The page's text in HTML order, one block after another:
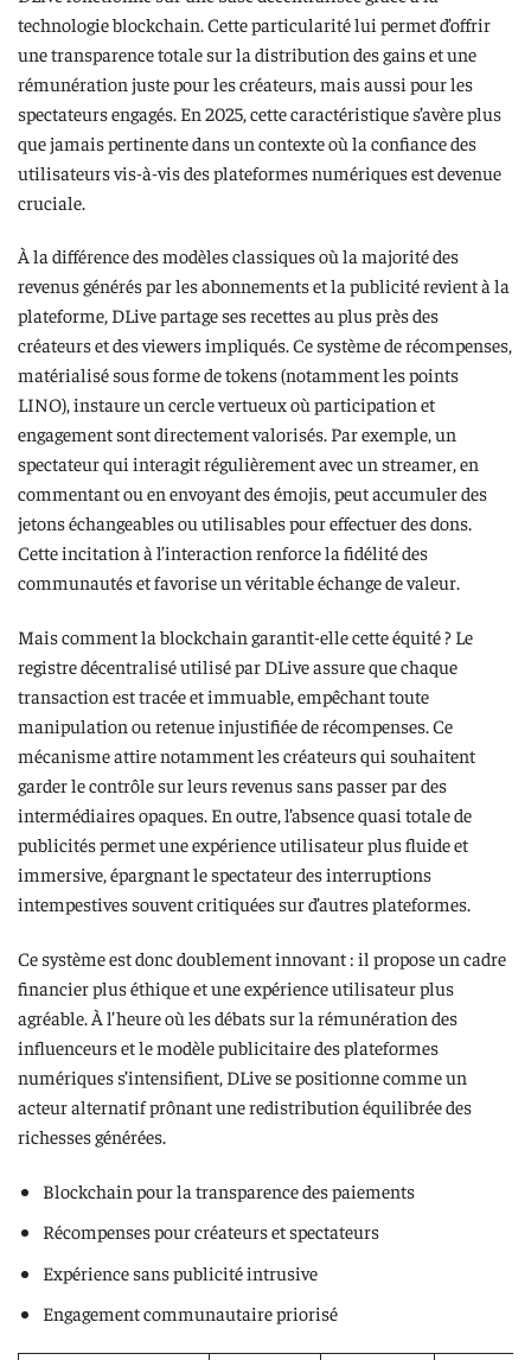
technologie blockchain. Cette particularité lui permet d’offrir
une transparence totale sur la distribution des gains et une
rémunération juste pour les créateurs, mais aussi pour les
spectateurs engagés. En 2025, cette caractéristique s’avère plus
que jamais pertinente dans un contexte où la confiance des
utilisateurs vis-à-vis des plateformes numériques est devenue
cruciale.
À la différence des modèles classiques où la majorité des
revenus générés par les abonnements et la publicité revient à la
plateforme, DLive partage ses recettes au plus près des
créateurs et des viewers impliqués. Ce système de récompenses,
matérialisé sous forme de tokens (notamment les points
LINO), instaure un cercle vertueux où participation et
engagement sont directement valorisés. Par exemple, un
spectateur qui interagit régulièrement avec un streamer, en
commentant ou en envoyant des émojis, peut accumuler des
jetons échangeables ou utilisables pour effectuer des dons.
Cette incitation à l’interaction renforce la fidélité des
communautés et favorise un véritable échange de valeur.
Mais comment la blockchain garantit-elle cette équité ? Le
registre décentralisé utilisé par DLive assure que chaque
transaction est tracée et immuable, empêchant toute
manipulation ou retenue injustifiée de récompenses. Ce
mécanisme attire notamment les créateurs qui souhaitent
garder le contrôle sur leurs revenus sans passer par des
intermédiaires opaques. En outre, l’absence quasi totale de
publicités permet une expérience utilisateur plus fluide et
immersive, épargnant le spectateur des interruptions
intempestives souvent critiquées sur d’autres plateformes.
Ce système est donc doublement innovant : il propose un cadre
financier plus éthique et une expérience utilisateur plus
agréable. À l’heure où les débats sur la rémunération des
influenceurs et le modèle publicitaire des plateformes
numériques s’intensifient, DLive se positionne comme un
acteur alternatif prônant une redistribution équilibrée des
richesses générées.
Blockchain pour la transparence des paiements
Récompenses pour créateurs et spectateurs
Expérience sans publicité intrusive
Engagement communautaire priorisé